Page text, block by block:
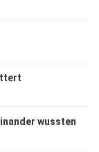
wussten